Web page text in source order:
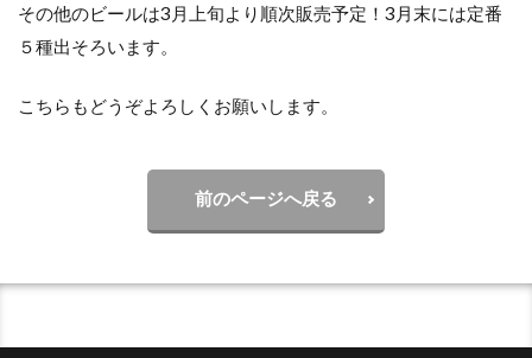
その他のビールは3月上旬より順次販売予定！3月末には定番
５種出そろいます。
こちらもどうぞよろしくお願いします。
前のページへ戻る